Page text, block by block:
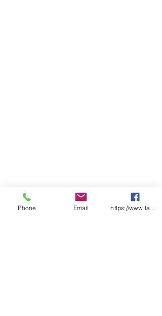
Phone Email